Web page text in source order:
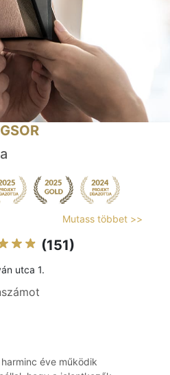
Mutass többet >>
(151)
utca 1.
éve működik